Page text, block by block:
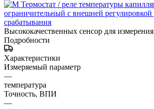
Высококачественных сенсор для
Подробности
Характеристики
Измеряемый параметр
—
температура
Точность, ВПИ
—